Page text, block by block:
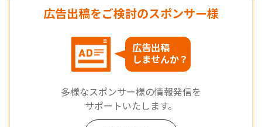
広告出稿をご検討のスポンサー様
広告出稿
しませんか？
多様なスポンサー様の情報発信を
サポートいたします。